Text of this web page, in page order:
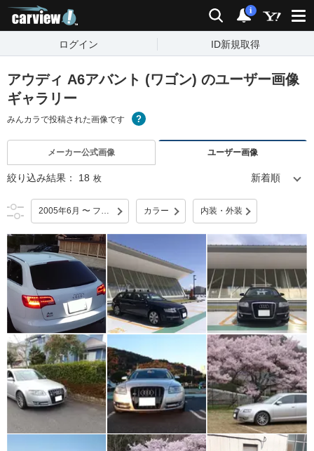
検索 通知
i
ログイン ID新規取得
アウディ A6アバント (ワゴン) のユーザー画像
ギャラリー
みんカラで投稿された画像です
メーカー公式画像 ユーザー画像
絞り込み結果： 18 枚
2005年6月 〜 フルモデルチェンジ カラー 内装・外装